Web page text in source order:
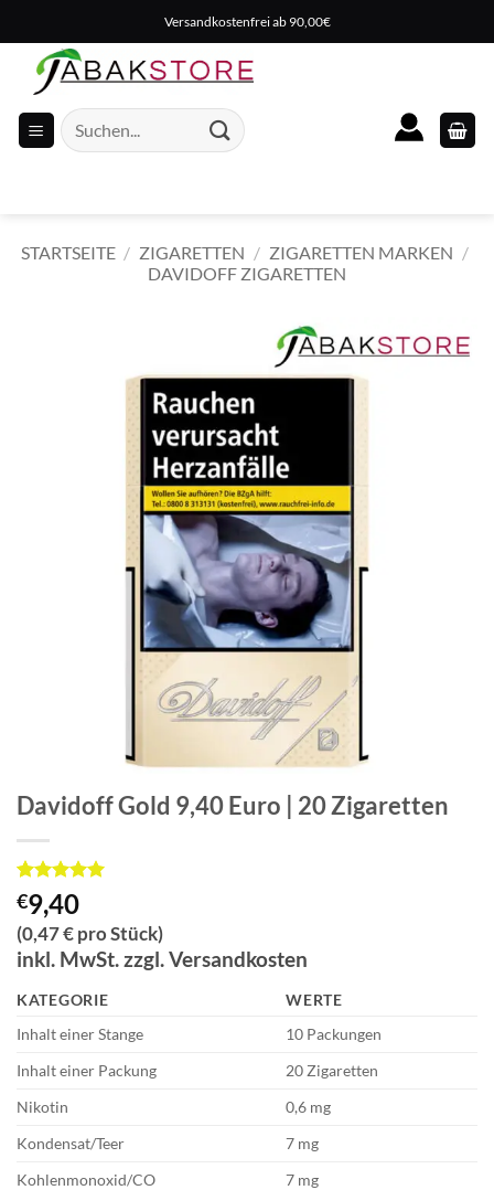
Inhalt
springen
Versandkostenfrei ab 90,00€
Suche
nach:
STARTSEITE / ZIGARETTEN / ZIGARETTEN MARKEN /
DAVIDOFF ZIGARETTEN
Davidoff Gold 9,40 Euro | 20 Zigaretten
Bewertet
mit5von
5, basierend
auf
1
Kundenbewertung
€9,40
(0,47 € pro Stück)
inkl. MwSt. zzgl. Versandkosten
KATEGORIE
WERTE
Inhalt einer Stange
10 Packungen
Inhalt einer Packung
20 Zigaretten
Nikotin
0,6 mg
Kondensat/Teer
7 mg
Kohlenmonoxid/CO
7 mg